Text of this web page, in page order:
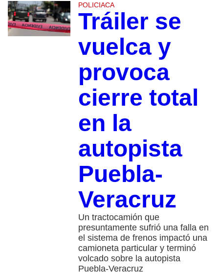
POLICIACA
Tráiler se
vuelca y
provoca
cierre total
en la
autopista
Puebla-
Veracruz
Un tractocamión que
presuntamente sufrió una falla en
el sistema de frenos impactó una
camioneta particular y terminó
volcado sobre la autopista
Puebla-Veracruz